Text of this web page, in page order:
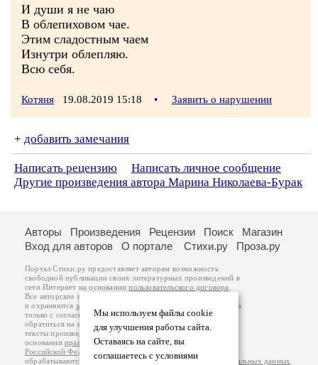
И души я не чаю
В облепиховом чае.
Этим сладостным чаем
Изнутри облепляю.
Всю себя.
Котяня 19.08.2019 15:18 • Заявить о нарушении
+ добавить замечания
Написать рецензию
Написать личное сообщение
Другие произведения автора Марина Николаева-Бурак
Мы используем файлы cookie
для улучшения работы сайта.
Оставаясь на сайте, вы
соглашаетесь с условиями
Авторы Произведения Рецензии Поиск
Магазин
Вход для авторов
О портале Стихи.ру Проза.ру
Портал Стихи.ру предоставляет авторам возможность
свободной публикации своих литературных произведений в
сети Интернет на основаниипользовательского договора
Все авторские права на произведения принадлежат авторам
и охраняются законом
. Перепечатка произведений возможна
только с согласия его автора, к которому вы можете
обратиться на его авторской странице. Ответственность за
тексты произведений авторы несут самостоятельно на
основанииправил публикацииизаконодательства
Российской Федерации
обрабатываются на основанииПолитики обработки персональных данных